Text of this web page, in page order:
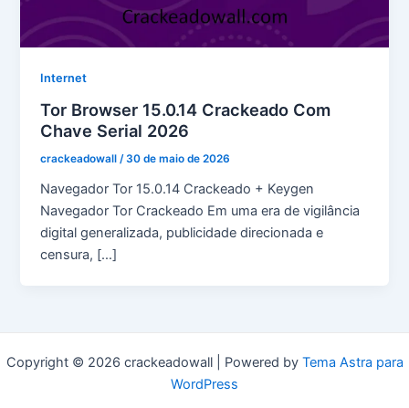
Internet
Tor Browser 15.0.14 Crackeado Com
Chave Serial 2026
crackeadowall/30 de maio de 2026
Navegador Tor 15.0.14 Crackeado + Keygen
Navegador Tor Crackeado Em uma era de vigilância
digital generalizada, publicidade direcionada e
censura, […]
Copyright © 2026 crackeadowall | Powered by Tema Astra para
WordPress